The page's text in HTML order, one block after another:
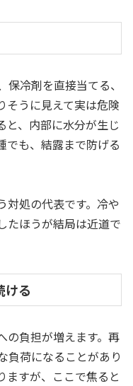
冷剤を直接当てる、
そうに見えて実は危険
と、内部に水分が生じ
でも、結露まで防げる
対処の代表です。冷や
たほうが結局は近道で
ける
の負担が増えます。再
負荷になることがあり
ますが、ここで焦ると